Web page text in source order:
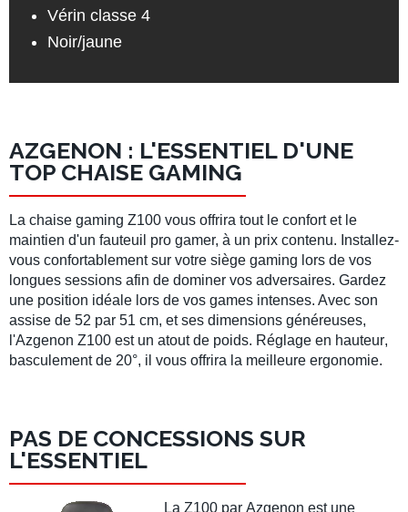
Vérin classe 4
Noir/jaune
AZGENON : L'ESSENTIEL D'UNE
TOP CHAISE GAMING
La chaise gaming Z100 vous offrira tout le confort et le
maintien d'un fauteuil pro gamer, à un prix contenu. Installez-
vous confortablement sur votre siège gaming lors de vos
longues sessions afin de dominer vos adversaires. Gardez
une position idéale lors de vos games intenses. Avec son
assise de 52 par 51 cm, et ses dimensions généreuses,
l'Azgenon Z100 est un atout de poids. Réglage en hauteur,
basculement de 20°, il vous offrira la meilleure ergonomie.
PAS DE CONCESSIONS SUR
L'ESSENTIEL
La Z100 par Azgenon est une